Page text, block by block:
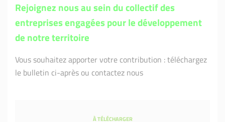
Rejoignez nous au sein du collectif des
entreprises engagées pour le développement
de notre territoire
Vous souhaitez apporter votre contribution : téléchargez
le bulletin ci-après ou contactez nous
À TÉLÉCHARGER